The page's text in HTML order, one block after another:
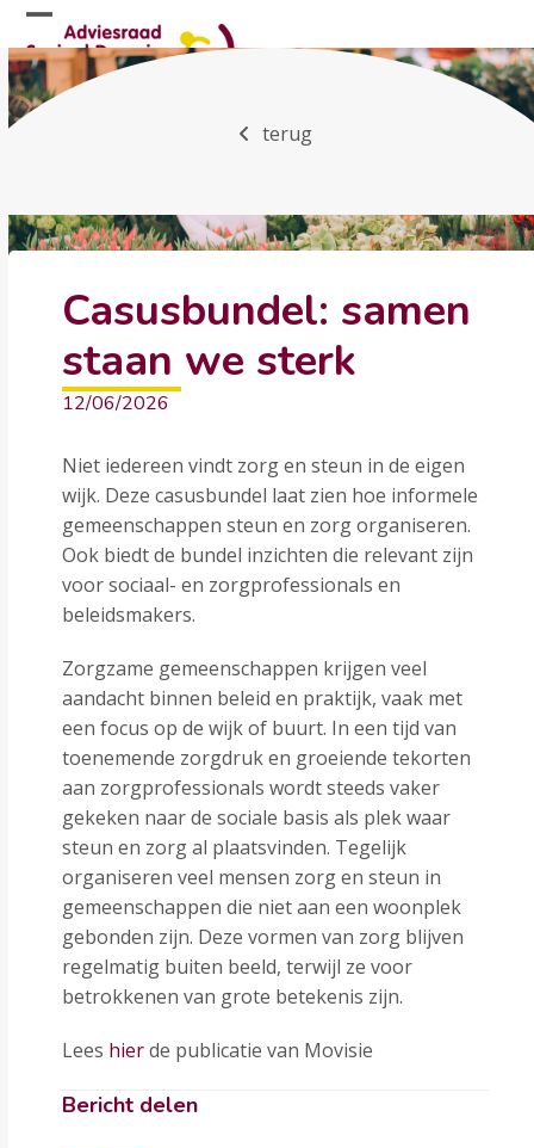
Skip
to
content
Open
mobile
menu
Close
mobile
menu
terug
Casusbundel: samen
staan we sterk
12/06/2026
Niet iedereen vindt zorg en steun in de eigen
wijk. Deze casusbundel laat zien hoe informele
gemeenschappen steun en zorg organiseren.
Ook biedt de bundel inzichten die relevant zijn
voor sociaal- en zorgprofessionals en
beleidsmakers.
Zorgzame gemeenschappen krijgen veel
aandacht binnen beleid en praktijk, vaak met
een focus op de wijk of buurt. In een tijd van
toenemende zorgdruk en groeiende tekorten
aan zorgprofessionals wordt steeds vaker
gekeken naar de sociale basis als plek waar
steun en zorg al plaatsvinden. Tegelijk
organiseren veel mensen zorg en steun in
gemeenschappen die niet aan een woonplek
gebonden zijn. Deze vormen van zorg blijven
regelmatig buiten beeld, terwijl ze voor
betrokkenen van grote betekenis zijn.
Lees hierde publicatie van Movisie
Bericht delen